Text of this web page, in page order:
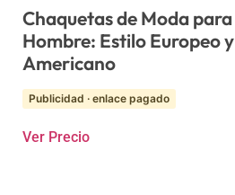
Chaquetas de Moda para
Hombre: Estilo Europeo y
Americano
Publicidad · enlace pagado
Ver Precio